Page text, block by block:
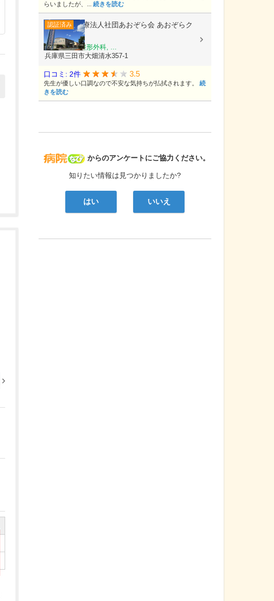
病院なび
からのアンケートにご協力ください。
知りたい情報は見つかりましたか?
はい いいえ
らいましたが、... 続きを読む
認証済み 医療法人社団あおぞら会 あおぞらク
リニック
内科, 外科, 整形外科, ...
兵庫県三田市大畑清水357-1
口コミ: 2件 3.5
先生が優しい口調なので不安な気持ちが払拭されます。 続
きを読む